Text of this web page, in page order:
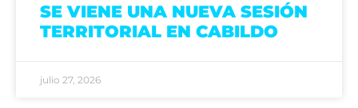
SE VIENE UNA NUEVA SESIÓN
TERRITORIAL EN CABILDO
julio 27, 2026